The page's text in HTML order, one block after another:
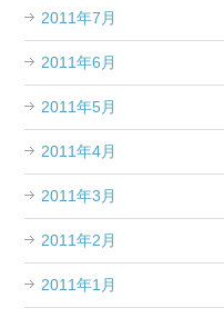
2011年7月
2011年6月
2011年5月
2011年4月
2011年3月
2011年2月
2011年1月